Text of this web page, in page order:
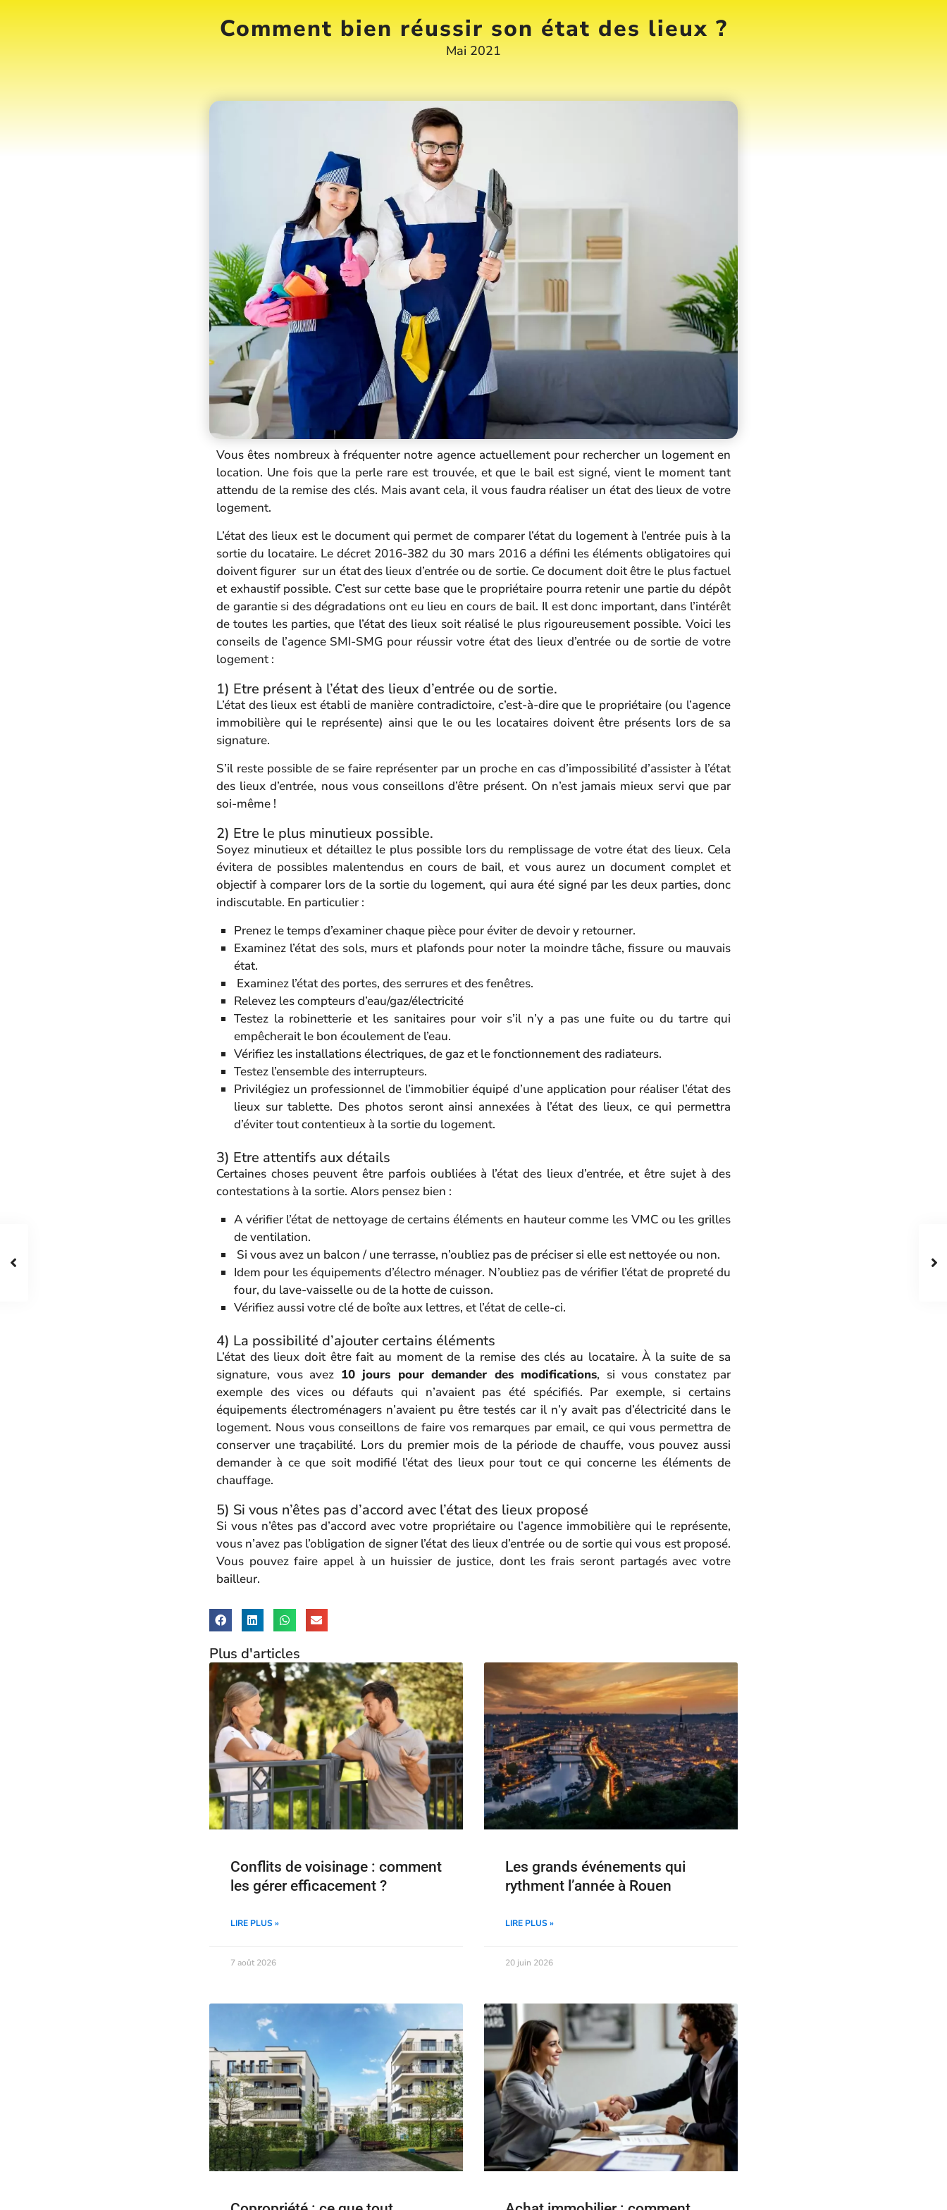
Comment bien réussir son état des lieux ?
Mai 2021
Vous êtes nombreux à fréquenter notre agence actuellement pour rechercher un logement en
location. Une fois que la perle rare est trouvée, et que le bail est signé, vient le moment tant
attendu de la remise des clés. Mais avant cela, il vous faudra réaliser un état des lieux de votre
logement.
L’état des lieux est le document qui permet de comparer l’état du logement à l’entrée puis à la
sortie du locataire. Ledécret 2016-382 du 30 mars 2016a défini les éléments obligatoires qui
doivent figurer sur un état des lieux d’entrée ou de sortie. Ce document doit être le plus factuel
et exhaustif possible. C’est sur cette base que le propriétaire pourra retenir une partie du dépôt
de garantie si des dégradations ont eu lieu en cours de bail. Il est donc important, dans l’intérêt
de toutes les parties, que l’état des lieux soit réalisé le plus rigoureusement possible. Voici les
conseils de l’agence SMI-SMG pour réussir votre état des lieux d’entrée ou de sortie de votre
logement :
1) Etre présent à l’état des lieux d’entrée ou de sortie.
L’état des lieux est établi de manière contradictoire, c’est-à-dire que le propriétaire (ou l’agence
immobilière qui le représente) ainsi que le ou les locataires doivent être présents lors de sa
signature.
S’il reste possible de se faire représenter par un proche en cas d’impossibilité d’assister à l’état
des lieux d’entrée, nous vous conseillons d’être présent. On n’est jamais mieux servi que par
soi-même !
2) Etre le plus minutieux possible.
Soyez minutieux et détaillez le plus possible lors du remplissage de votre état des lieux. Cela
évitera de possibles malentendus en cours de bail, et vous aurez un document complet et
objectif à comparer lors de la sortie du logement, qui aura été signé par les deux parties, donc
indiscutable. En particulier :
Prenez le temps d’examiner chaque pièce pour éviter de devoir y retourner.
Examinez l’état des sols, murs et plafonds pour noter la moindre tâche, fissure ou mauvais
état.
Examinez l’état des portes, des serrures et des fenêtres.
Relevez les compteurs d’eau/gaz/électricité
Testez la robinetterie et les sanitaires pour voir s’il n’y a pas une fuite ou du tartre qui
empêcherait le bon écoulement de l’eau.
Vérifiez les installations électriques, de gaz et le fonctionnement des radiateurs.
Testez l’ensemble des interrupteurs.
Privilégiez un professionnel de l’immobilier équipé d’une application pour réaliser l’état des
lieux sur tablette. Des photos seront ainsi annexées à l’état des lieux, ce qui permettra
d’éviter tout contentieux à la sortie du logement.
3) Etre attentifs aux détails
Certaines choses peuvent être parfois oubliées à l’état des lieux d’entrée, et être sujet à des
contestations à la sortie. Alors pensez bien :
A vérifier l’état de nettoyage de certains éléments en hauteur comme les VMC ou les grilles
de ventilation.
Si vous avez un balcon / une terrasse, n’oubliez pas de préciser si elle est nettoyée ou non.
Idem pour les équipements d’électro ménager. N’oubliez pas de vérifier l’état de propreté du
four, du lave-vaisselle ou de la hotte de cuisson.
Vérifiez aussi votre clé de boîte aux lettres, et l’état de celle-ci.
4) La possibilité d’ajouter certains éléments
L’état des lieux doit être fait au moment de la remise des clés au locataire. À la suite de sa
signature, vous avez 10 jours pour demander des modifications, si vous constatez par
exemple des vices ou défauts qui n’avaient pas été spécifiés. Par exemple, si certains
équipements électroménagers n’avaient pu être testés car il n’y avait pas d’électricité dans le
logement. Nous vous conseillons de faire vos remarques par email, ce qui vous permettra de
conserver une traçabilité. Lors du premier mois de la période de chauffe, vous pouvez aussi
demander à ce que soit modifié l’état des lieux pour tout ce qui concerne les éléments de
chauffage.
5) Si vous n’êtes pas d’accord avec l’état des lieux proposé
Si vous n’êtes pas d’accord avec votre propriétaire ou l’agence immobilière qui le représente,
vous n’avez pas l’obligation de signer l’état des lieux d’entrée ou de sortie qui vous est proposé.
Vous pouvez faire appel à un huissier de justice, dont les frais seront partagés avec votre
bailleur.
Plus d'articles
Conflits de voisinage : comment
les gérer efficacement ?
LIRE PLUS »
7 août 2026
Les grands événements qui
rythment l’année à Rouen
LIRE PLUS »
20 juin 2026